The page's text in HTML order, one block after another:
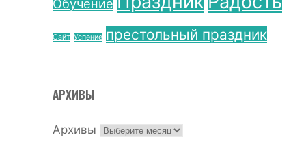
Обучение
Сайт Успение престольный праздник
АРХИВЫ
Архивы